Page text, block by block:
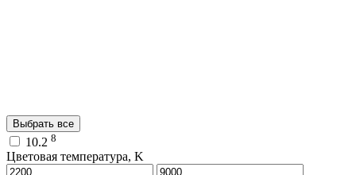
Выбрать все
10.2 8
Цветовая температура, K